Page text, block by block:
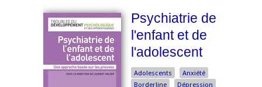
Psychiatrie de
l'enfant et de
l'adolescent
Adolescents
Anxiété
Borderline
Dépression